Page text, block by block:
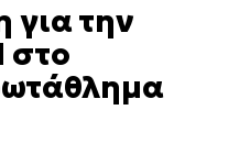
για την
στο